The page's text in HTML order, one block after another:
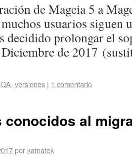
de Mageia 5 a
usuarios siguen
decidido prolongar el
Diciembre de 2017
QA, versiones | 1 comentario
conocidos al
por katnatek